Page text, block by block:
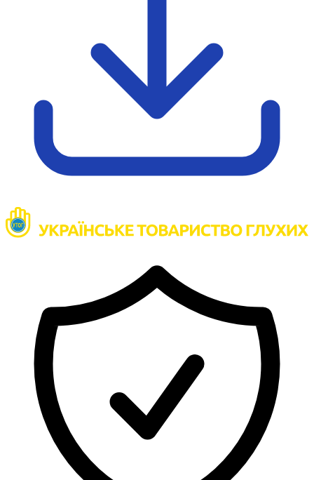
Хмельницька область
Черкаська область
Чернівецька область
Чернігівська область
Особи відповідальні за контактування з
питань укладення договорів
Вивчаємо жестову мову
Дитяча сторінка
Проєкт "Жестова мова для поліцейських"
Про шахрайські схеми
Медична термінологія жестовою мовою
Статут УТОГ
Нормативна база УТОГ
Міжнародні документи